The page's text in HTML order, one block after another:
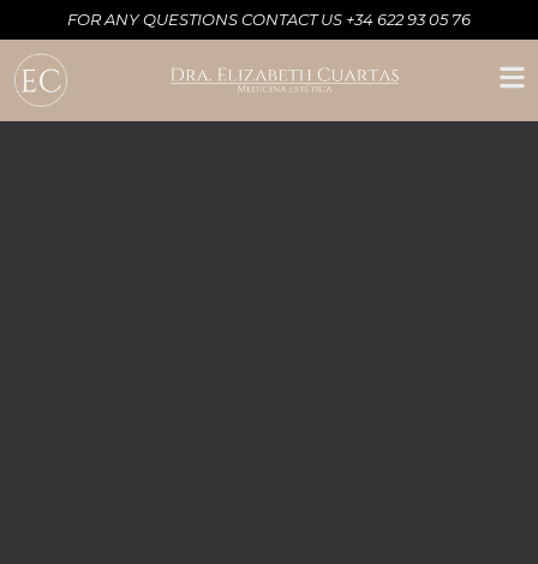
FOR ANY QUESTIONS CONTACT US +34 622 93 05 76